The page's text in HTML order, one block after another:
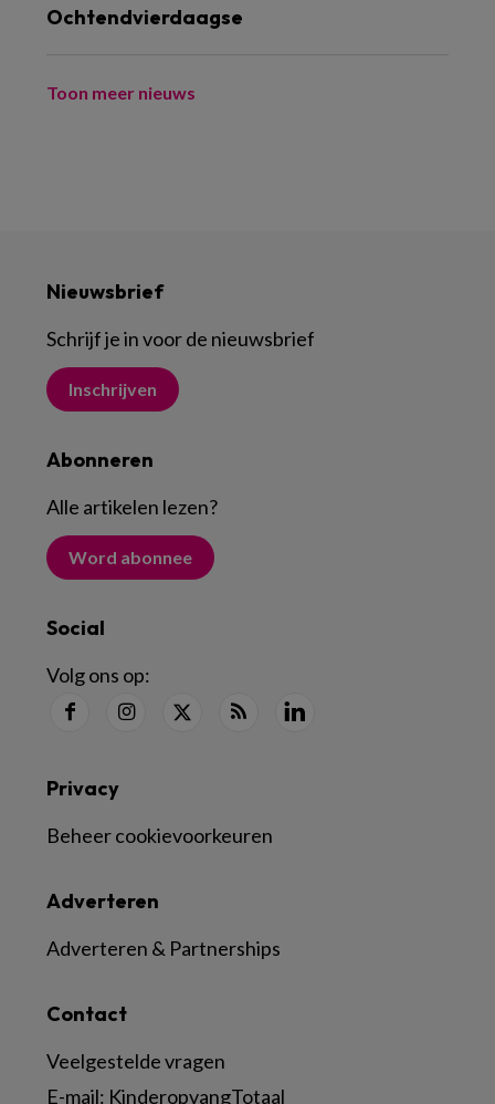
Ochtendvierdaagse
Toon meer nieuws
Nieuwsbrief
Schrijf je in voor de nieuwsbrief
Inschrijven
Abonneren
Alle artikelen lezen?
Word abonnee
Social
Volg ons op:
Contact
Veelgestelde vragen
E-mail: KinderopvangTotaal
Adverteren
Adverteren & Partnerships
Privacy
Beheer cookievoorkeuren